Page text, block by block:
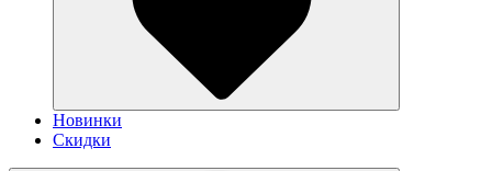
Новинки
Скидки